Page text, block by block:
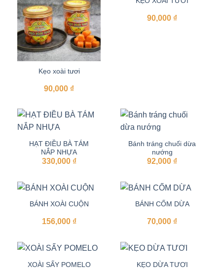
Kẹo xoài tươi
90,000 ₫
90,000 ₫
HẠT ĐIỀU BÀ TÁM
NẮP NHỰA
330,000 ₫
Bánh tráng chuối dừa
nướng
92,000 ₫
BÁNH XOÀI CUỘN
156,000 ₫
BÁNH CỐM DỪA
70,000 ₫
XOÀI SẤY POMELO KẸO DỪA TƯƠI